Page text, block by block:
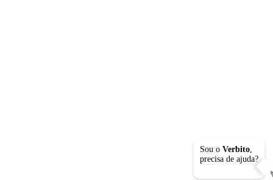
Sou o Verbito,
precisa de ajuda?